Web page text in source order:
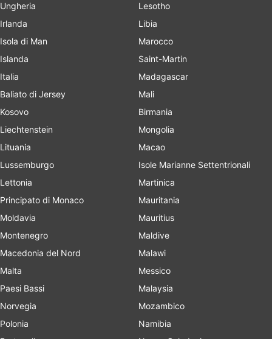
Ungheria
Irlanda
Isola di Man
Islanda
Italia
Baliato di Jersey
Kosovo
Liechtenstein
Lituania
Lussemburgo
Lettonia
Principato di Monaco
Moldavia
Montenegro
Macedonia del Nord
Malta
Paesi Bassi
Norvegia
Polonia
Lesotho
Libia
Marocco
Saint-Martin
Madagascar
Mali
Birmania
Mongolia
Macao
Isole Marianne Settentrionali
Martinica
Mauritania
Mauritius
Maldive
Malawi
Messico
Malaysia
Mozambico
Namibia